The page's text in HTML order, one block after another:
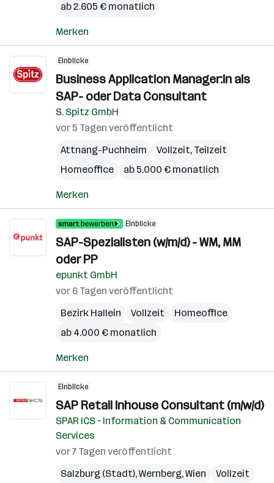
ab 2.605 € monatlich
Merken
Einblicke
Business Application Manager:in als
SAP- oder Data Consultant
S. Spitz GmbH
vor 5 Tagen veröffentlicht
Attnang-Puchheim
Vollzeit, Teilzeit
Homeoffice
ab 5.000 € monatlich
Merken
Einblicke
SAP-Spezialisten (w/m/d) - WM, MM
oder PP
epunkt GmbH
vor 6 Tagen veröffentlicht
Bezirk Hallein
Vollzeit
Homeoffice
ab 4.000 € monatlich
Merken
Einblicke
SAP Retail Inhouse Consultant (m/w/d)
SPAR ICS – Information & Communication
Services
vor 7 Tagen veröffentlicht
Salzburg (Stadt),Wernberg,Wien Vollzeit